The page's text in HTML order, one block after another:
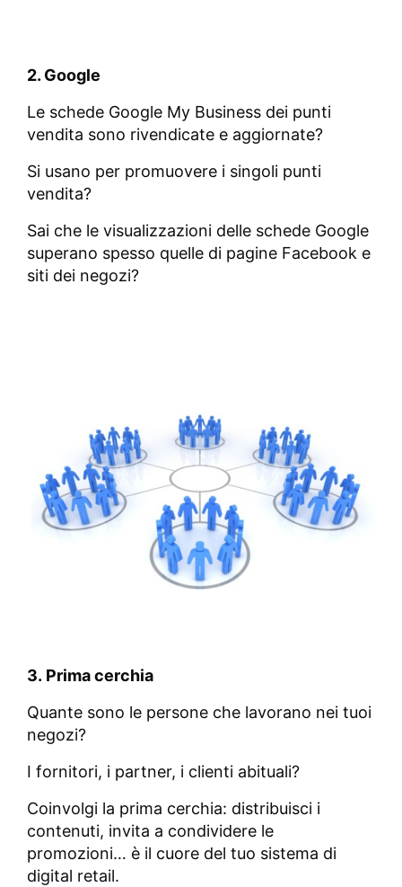
2. Google
Le schede Google My Business dei punti
vendita sono rivendicate e aggiornate?
Si usano per promuovere i singoli punti
vendita?
Sai che le visualizzazioni delle schede Google
superano spesso quelle di pagine Facebook e
siti dei negozi?
3. Prima cerchia
Quante sono le persone che lavorano nei tuoi
negozi?
I fornitori, i partner, i clienti abituali?
Coinvolgi la prima cerchia: distribuisci i
contenuti, invita a condividere le
promozioni… è il cuore del tuo sistema di
digital retail.